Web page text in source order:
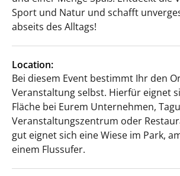
Sport und Natur und schafft
abseits des Alltags!
Location:
Bei diesem Event bestimmt Ihr den
Veranstaltung selbst. Hierfür eignet
Fläche bei Eurem Unternehmen,
Veranstaltungszentrum oder
gut eignet sich eine Wiese im Park,
einem Flussufer.